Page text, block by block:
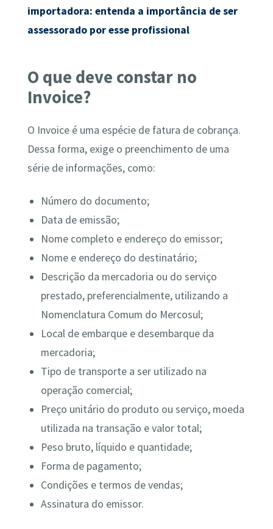
importadora: entenda a importância de ser
assessorado por esse profissional
O que deve constar no
Invoice?
O Invoice é uma espécie de fatura de cobrança.
Dessa forma, exige o preenchimento de uma
série de informações, como:
Número do documento;
Data de emissão;
Nome completo e endereço do emissor;
Nome e endereço do destinatário;
Descrição da mercadoria ou do serviço
prestado, preferencialmente, utilizando a
Nomenclatura Comum do Mercosul;
Local de embarque e desembarque da
mercadoria;
Tipo de transporte a ser utilizado na
operação comercial;
Preço unitário do produto ou serviço, moeda
utilizada na transação e valor total;
Peso bruto, líquido e quantidade;
Forma de pagamento;
Condições e termos de vendas;
Assinatura do emissor.